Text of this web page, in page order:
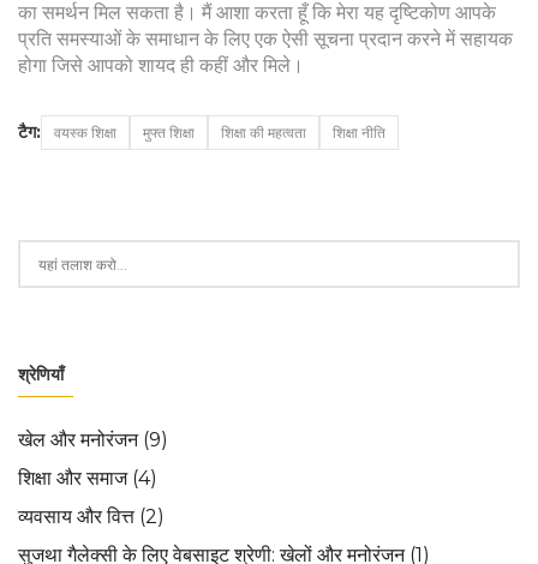
का समर्थन मिल सकता है। मैं आशा करता हूँ कि मेरा यह दृष्टिकोण आपके
प्रति समस्याओं के समाधान के लिए एक ऐसी सूचना प्रदान करने में सहायक
होगा जिसे आपको शायद ही कहीं और मिले।
टैग: वयस्क शिक्षा मुफ्त शिक्षा शिक्षा की महत्वता शिक्षा नीति
श्रेणियाँ
खेल और मनोरंजन (9)
शिक्षा और समाज (4)
व्यवसाय और वित्त (2)
सुजथा गैलेक्सी के लिए वेबसाइट श्रेणी: खेलों और मनोरंजन (1)